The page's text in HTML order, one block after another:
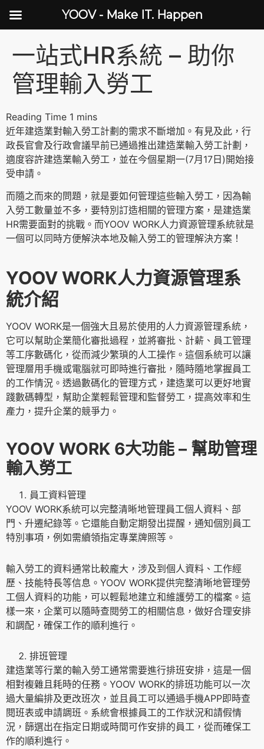
一站式HR系統 – 助你
管理輸入勞工
近年建造業對輸入勞工計劃的需求不斷增加。有見及此，行
政長官會及行政會議早前已通過推出建造業輸入勞工計劃，
適度容許建造業輸入勞工，並在今個星期一(7月17日)開始接
受申請。
而隨之而來的問題，就是要如何管理這些輸入勞工，因為輸
入勞工數量並不多，要特別訂造相關的管理方案，是建造業
HR需要面對的挑戰。而YOOV WORK人力資源管理系統就是
一個可以同時方便解決本地及輸入勞工的管理解決方案！
YOOV WORK人力資源管理系
統介紹
YOOV WORK是一個強大且易於使用的人力資源管理系統，
它可以幫助企業簡化審批過程，並將審批、計薪、員工管理
等工序數碼化，從而減少繁瑣的人工操作。這個系統可以讓
管理層用手機或電腦就可即時進行審批，隨時隨地掌握員工
的工作情況。透過數碼化的管理方式，建造業可以更好地實
踐數碼轉型，幫助企業輕鬆管理和監督勞工，提高效率和生
產力，提升企業的競爭力。
YOOV WORK 6大功能 – 幫助管理
輸入勞工
員工資料管理
YOOV WORK系統可以完整清晰地管理員工個人資料、部
門、升遷紀錄等。它還能自動定期發出提醒，通知個別員工
特別事項，例如需續領指定專業牌照等。
輸入勞工的資料通常比較龐大，涉及到個人資料、工作經
歷、技能特長等信息。YOOV WORK提供完整清晰地管理勞
工個人資料的功能，可以輕鬆地建立和維護勞工的檔案。這
樣一來，企業可以隨時查閱勞工的相關信息，做好合理安排
和調配，確保工作的順利進行。
排班管理
建造業等行業的輸入勞工通常需要進行排班安排，這是一個
相對複雜且耗時的任務。YOOV WORK的排班功能可以一次
過大量編排及更改班次，並且員工可以通過手機APP即時查
閱班表或申請調班。系統會根據員工的工作狀況和請假情
況，篩選出在指定日期或時間可作安排的員工，從而確保工
作的順利進行。
YOOV - Make IT. Happen